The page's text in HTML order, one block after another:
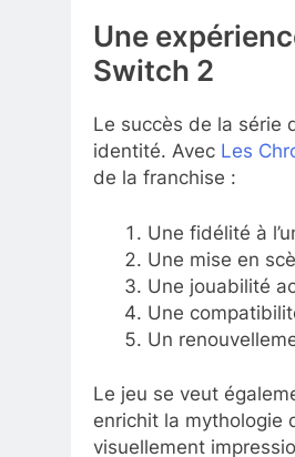
Une
Switch 2
Le succès de la série
identité. Avec Les
de la franchise :
Une fidélité à
Une mise en
Une jouabilité
Une
Un
Le jeu se veut
enrichit la mythologie
visuellement